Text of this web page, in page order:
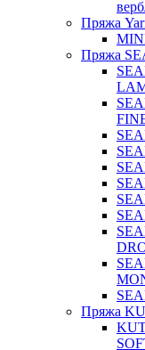
Пряжа
Пряжа
Пряжа